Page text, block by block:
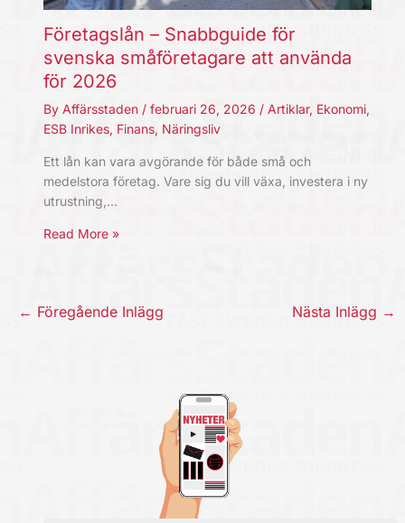
Företagslån – Snabbguide för
svenska småföretagare att använda
för 2026
By Affärsstaden / februari 26, 2026 / Artiklar, Ekonomi,
ESB Inrikes, Finans, Näringsliv
Ett lån kan vara avgörande för både små och
medelstora företag. Vare sig du vill växa, investera i ny
utrustning,…
Read More »
← Föregående Inlägg Nästa Inlägg →